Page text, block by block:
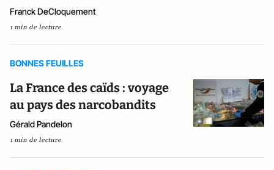
Franck DeCloquement
1 min de lecture
BONNES FEUILLES
La France des caïds : voyage
au pays des narcobandits
Gérald Pandelon
1 min de lecture